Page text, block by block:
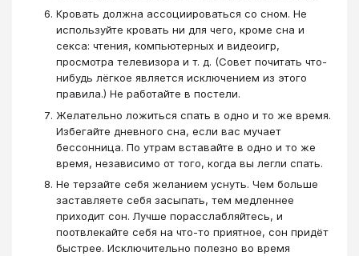
Кровать должна ассоциироваться со сном. Не
используйте кровать ни для чего, кроме сна и
секса: чтения, компьютерных и видеоигр,
просмотра телевизора и т. д. (Совет почитать что-
нибудь лёгкое является исключением из этого
правила.) Не работайте в постели.
Желательно ложиться спать в одно и то же время.
Избегайте дневного сна, если вас мучает
бессонница. По утрам вставайте в одно и то же
время, независимо от того, когда вы легли спать.
Не терзайте себя желанием уснуть. Чем больше
заставляете себя засыпать, тем медленнее
приходит сон. Лучше порасслабляйтесь, и
поотвлекайте себя на что-то приятное, сон придёт
быстрее. Исключительно полезно во время